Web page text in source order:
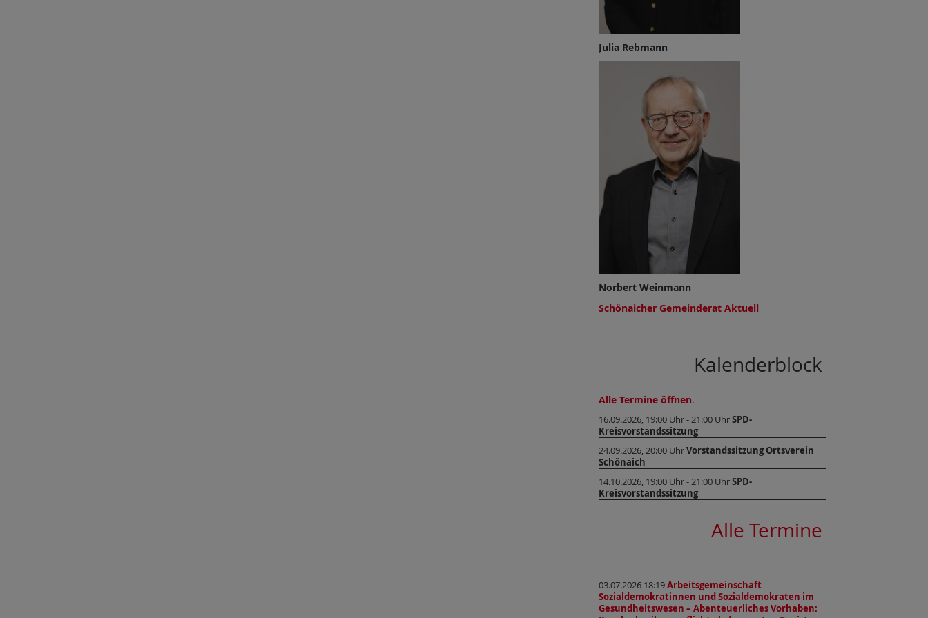
Julia Rebmann
Norbert Weinmann
Schönaicher Gemeinderat Aktuell
Kalenderblock
Alle Termine öffnen.
16.09.2026, 19:00 Uhr - 21:00 UhrSPD-
Kreisvorstandssitzung
24.09.2026, 20:00 UhrVorstandssitzung Ortsverein
Schönaich
14.10.2026, 19:00 Uhr - 21:00 UhrSPD-
Kreisvorstandssitzung
Alle Termine
03.07.2026 18:19Arbeitsgemeinschaft
Sozialdemokratinnen und Sozialdemokraten im
Gesundheitswesen – Abenteuerliches Vorhaben: